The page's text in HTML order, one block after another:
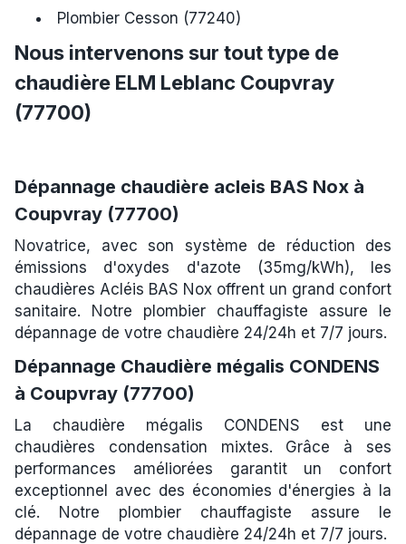
Plombier Cesson (77240)
Nous intervenons sur tout type de
chaudière ELM Leblanc Coupvray
(77700)
Dépannage chaudière acleis BAS Nox à
Coupvray (77700)
Novatrice, avec son système de réduction des
émissions d'oxydes d'azote (35mg/kWh), les
chaudières Acléis BAS Nox offrent un grand confort
sanitaire. Notre plombier chauffagiste assure le
dépannage de votre chaudière 24/24h et 7/7 jours.
Dépannage Chaudière mégalis CONDENS
à Coupvray (77700)
La chaudière mégalis CONDENS est une
chaudières condensation mixtes. Grâce à ses
performances améliorées garantit un confort
exceptionnel avec des économies d'énergies à la
clé. Notre plombier chauffagiste assure le
dépannage de votre chaudière 24/24h et 7/7 jours.